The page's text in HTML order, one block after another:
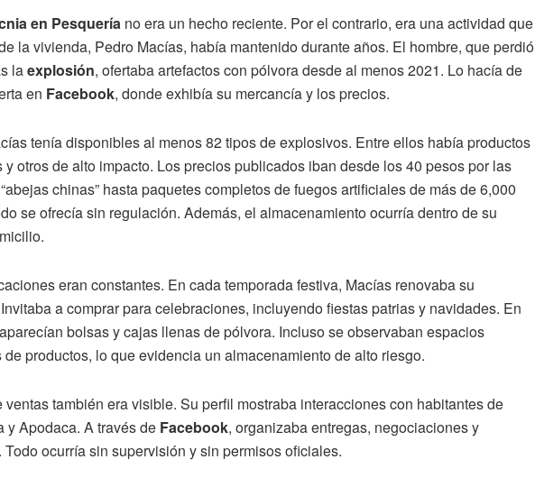
en Pesquería no era un hecho reciente. Por el contrario, era una actividad que
la vivienda, Pedro Macías, había mantenido durante años. El hombre, que perdió
laexplosión, ofertaba artefactos con pólvora desde al menos 2021. Lo hacía de
en Facebook, donde exhibía su mercancía y los precios.
tenía disponibles al menos 82 tipos de explosivos. Entre ellos había productos
y otros de alto impacto. Los precios publicados iban desde los 40 pesos por las
chinas” hasta paquetes completos de fuegos artificiales de más de 6,000
se ofrecía sin regulación. Además, el almacenamiento ocurría dentro de su
eran constantes. En cada temporada festiva, Macías renovaba su
a comprar para celebraciones, incluyendo fiestas patrias y navidades. En
bolsas y cajas llenas de pólvora. Incluso se observaban espacios
de productos, lo que evidencia un almacenamiento de alto riesgo.
ventas también era visible. Su perfil mostraba interacciones con habitantes de
y Apodaca. A través de Facebook, organizaba entregas, negociaciones y
Todo ocurría sin supervisión y sin permisos oficiales.